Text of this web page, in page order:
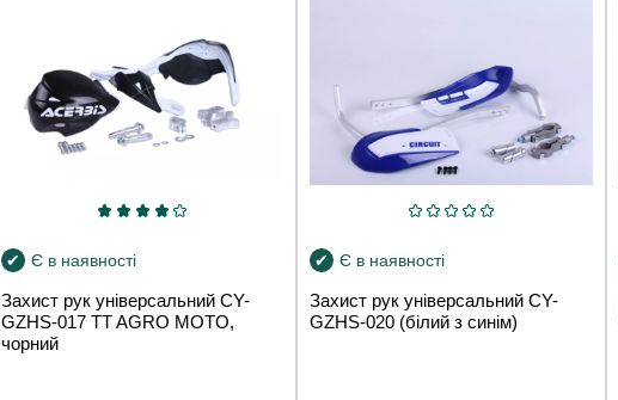
Є в наявності
Захист рук універсальний CY-
GZHS-017 TT AGRO MOTO,
чорний
Є в наявності
Захист рук універсальний CY-
GZHS-020 (білий з синім)